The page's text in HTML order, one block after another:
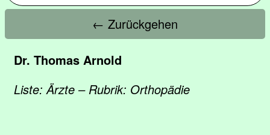
← Zurückgehen
Dr. Thomas Arnold
Liste: Ärzte – Rubrik: Orthopädie